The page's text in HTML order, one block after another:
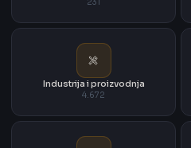
Industrija i proizvodnja
4.672